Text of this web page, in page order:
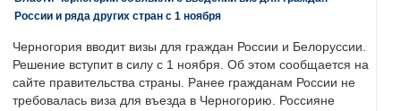
России и ряда других стран с 1 ноября
Черногория вводит визы для граждан России и Белоруссии.
Решение вступит в силу с 1 ноября. Об этом сообщается на
сайте правительства страны. Ранее гражданам России не
требовалась виза для въезда в Черногорию. Россияне